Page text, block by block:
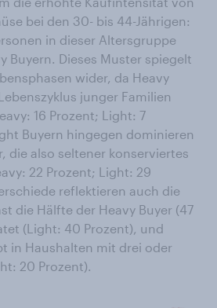
bei den 30- bis 44-Jährigen:
in dieser Altersgruppe
Buyern. Dieses Muster spiegelt
wider, da Heavy
junger Familien
16 Prozent; Light: 7
Buyern hingegen dominieren
die also seltener konserviertes
22 Prozent; Light: 29
reflektieren auch die
die Hälfte der Heavy Buyer (47
(Light: 40 Prozent), und
in Haushalten mit drei oder
20 Prozent).